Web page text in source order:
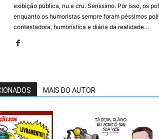
exibição pública, nu e cru. Seríssimo. Por isso, os
enquanto os humoristas sempre foram péssimos
contestadora, humorística e diária da realidade…
MAIS DO AUTOR